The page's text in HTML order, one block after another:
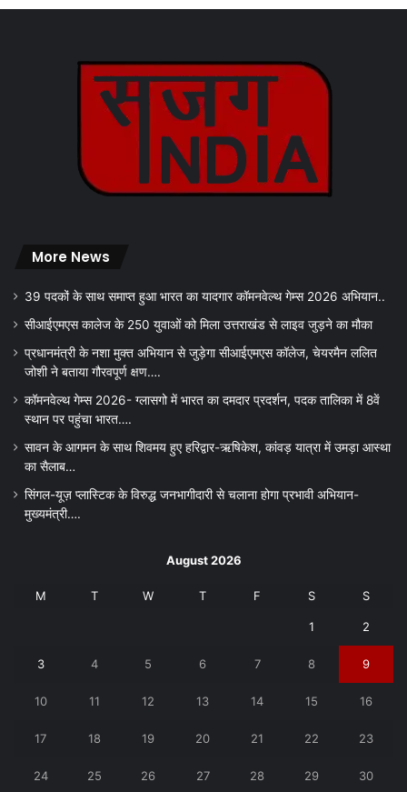
More News
39 पदकों के साथ समाप्त हुआ भारत का यादगार कॉमनवेल्थ गेम्स 2026 अभियान..
सीआईएमएस कालेज के 250 युवाओं को मिला उत्तराखंड से लाइव जुड़ने का मौका
प्रधानमंत्री के नशा मुक्त अभियान से जुड़ेगा सीआईएमएस कॉलेज, चेयरमैन ललित
जोशी ने बताया गौरवपूर्ण क्षण….
कॉमनवेल्थ गेम्स 2026- ग्लासगो में भारत का दमदार प्रदर्शन, पदक तालिका में 8वें
स्थान पर पहुंचा भारत….
सावन के आगमन के साथ शिवमय हुए हरिद्वार-ऋषिकेश, कांवड़ यात्रा में उमड़ा आस्था
का सैलाब…
सिंगल-यूज़ प्लास्टिक के विरुद्ध जनभागीदारी से चलाना होगा प्रभावी अभियान-
मुख्यमंत्री….
August 2026
M T W T F S S
1 2
3 4 5 6 7 8 9
10 11 12 13 14 15 16
17 18 19 20 21 22 23
24 25 26 27 28 29 30